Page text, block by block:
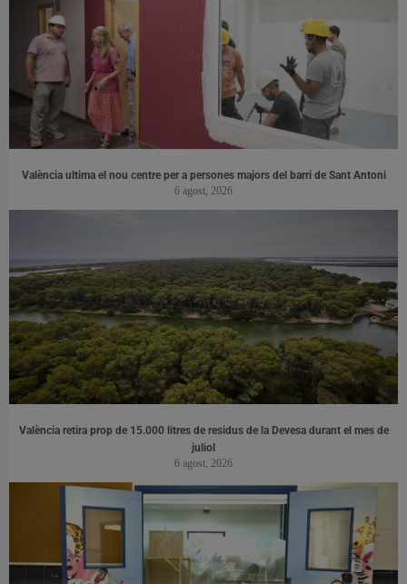
València ultima el nou centre per a persones majors del barri de Sant Antoni
6 agost, 2026
València retira prop de 15.000 litres de residus de la Devesa durant el mes de
juliol
6 agost, 2026